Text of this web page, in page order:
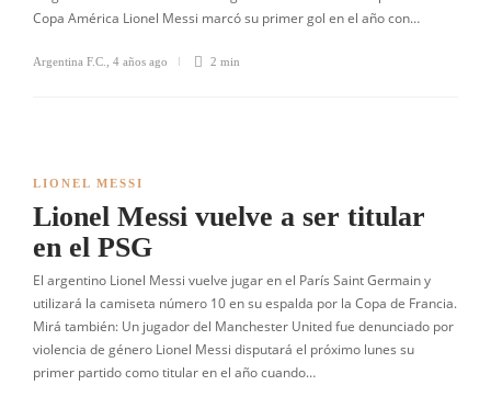
Copa América Lionel Messi marcó su primer gol en el año con…
Argentina F.C. 4 años ago 2 min
LIONEL MESSI
Lionel Messi vuelve a ser titular
en el PSG
El argentino Lionel Messi vuelve jugar en el París Saint Germain y
utilizará la camiseta número 10 en su espalda por la Copa de Francia.
Mirá también: Un jugador del Manchester United fue denunciado por
violencia de género Lionel Messi disputará el próximo lunes su
primer partido como titular en el año cuando…